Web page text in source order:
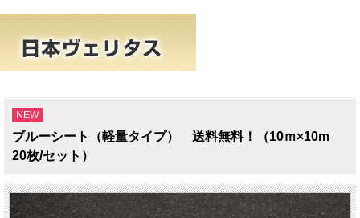
NEW
ブルーシート（軽量タイプ） 送料無料！（10ｍ×10m
20枚/セット）